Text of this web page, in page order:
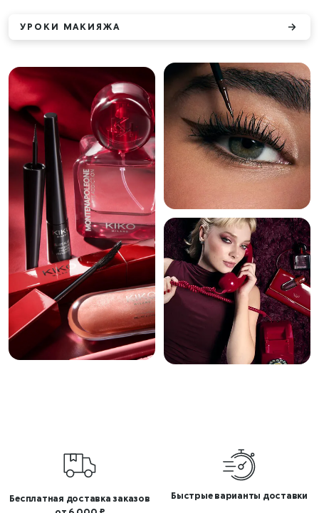
УРОКИ МАКИЯЖА
Бесплатная доставка заказов
Быстрые варианты доставки